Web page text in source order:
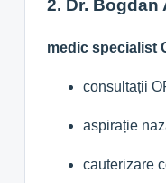
2. Dr. Bogdan
medic specialist
consultații
aspirație
cauterizare